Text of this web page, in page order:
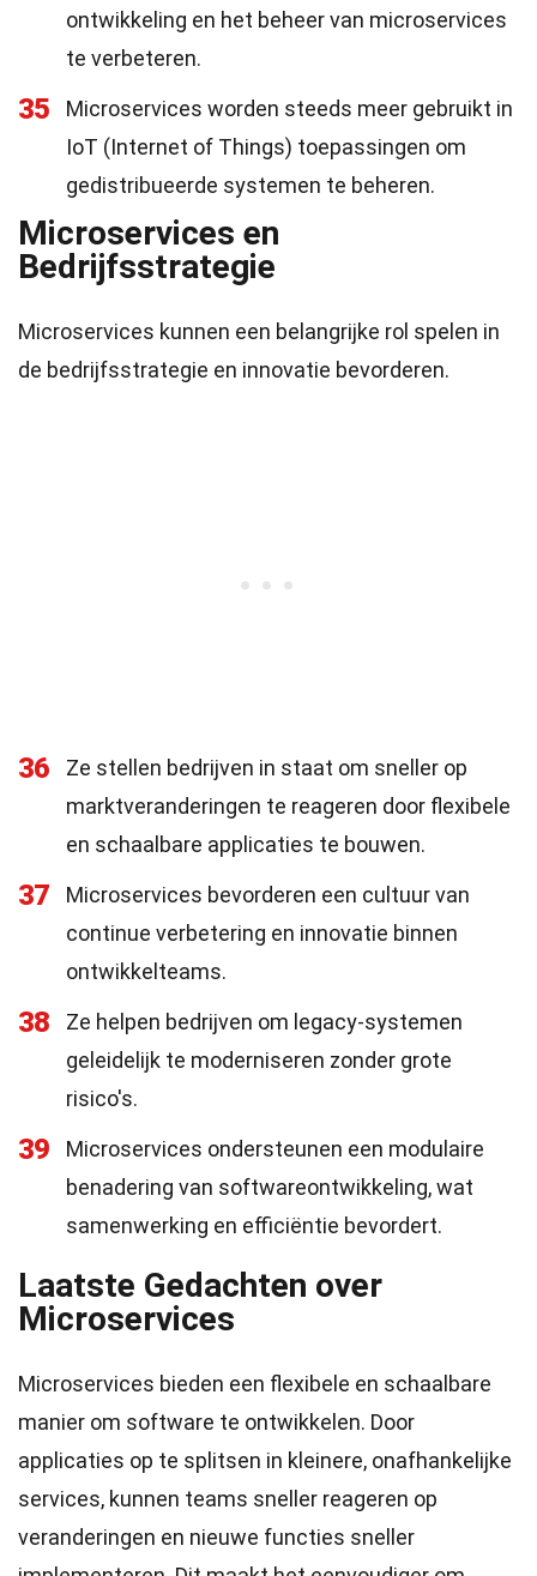
ontwikkeling en het beheer van microservices
te verbeteren.
35
Microservices worden steeds meer gebruikt in
IoT (Internet of Things) toepassingen om
gedistribueerde systemen te beheren.
Microservices en
Bedrijfsstrategie
Microservices kunnen een belangrijke rol spelen in
de bedrijfsstrategie en innovatie bevorderen.
36
Ze stellen bedrijven in staat om sneller op
marktveranderingen te reageren door flexibele
en schaalbare applicaties te bouwen.
37
Microservices bevorderen een cultuur van
continue verbetering en innovatie binnen
ontwikkelteams.
38
Ze helpen bedrijven om legacy-systemen
geleidelijk te moderniseren zonder grote
risico's.
39
Microservices ondersteunen een modulaire
benadering van softwareontwikkeling, wat
samenwerking en efficiëntie bevordert.
Laatste Gedachten over
Microservices
Microservices bieden een flexibele en schaalbare
manier om software te ontwikkelen. Door
applicaties op te splitsen in kleinere, onafhankelijke
services, kunnen teams sneller reageren op
veranderingen en nieuwe functies sneller